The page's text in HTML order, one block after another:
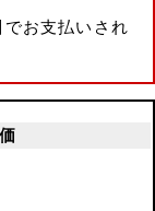
でお支払いされ